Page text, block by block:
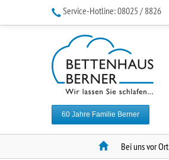
Service-Hotline:08025 / 8826
60 Jahre Familie Berner
HomeBei uns vor Ort